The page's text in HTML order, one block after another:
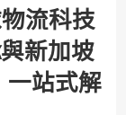
流科技
新加坡
一站式解